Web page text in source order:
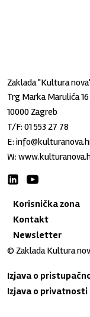
Zaklada "Kultura
Trg Marka Marulića 16
10000 Zagreb
T/F:01 553 27 78
E:
W:
Korisnička zona
Kontakt
Newsletter
© Zaklada Kultura
Izjava o
Izjava o privatnosti